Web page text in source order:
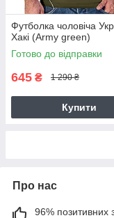
Футболка чоловіча
Хакі (Army green)
Готово до відправки
645 ₴ 1 290 ₴
Купити
Про нас
96% позитивних з